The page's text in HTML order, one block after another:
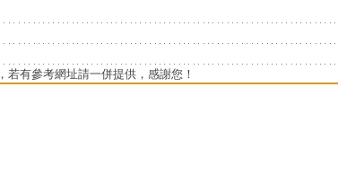
若有參考網址請一併提供，感謝您！